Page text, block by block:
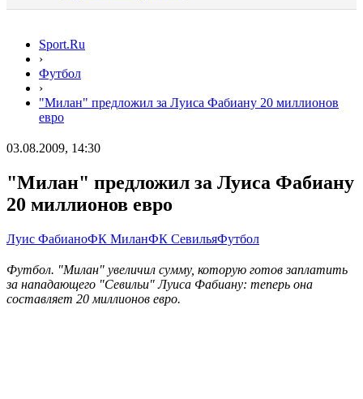
Sport.Ru
›
Футбол
›
"Милан" предложил за Луиса Фабиану 20 миллионов
евро
03.08.2009, 14:30
"Милан" предложил за Луиса Фабиану
20 миллионов евро
Луис ФабианоФК МиланФК СевильяФутбол
Футбол. "Милан" увеличил сумму, которую готов заплатить
за нападающего "Севильи" Луиса Фабиану: теперь она
составляет 20 миллионов евро.